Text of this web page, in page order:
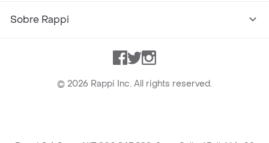
Sobre Rappi
Facebook
TwitterInstagram
© 2026 Rappi Inc. All rights reserved.